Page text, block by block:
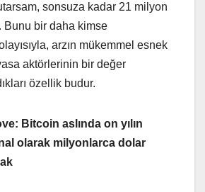
sonsuza kadar 21 milyon
Bunu bir daha kimse
arzın mükemmel esnek
aktörlerinin bir değer
özellik budur.
Bitcoin aslında on yılın
olarak milyonlarca dolar